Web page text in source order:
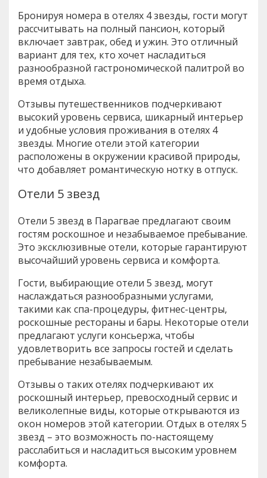
Бронируя номера в отелях 4 звезды, гости могут
рассчитывать на полный пансион, который
включает завтрак, обед и ужин. Это отличный
вариант для тех, кто хочет насладиться
разнообразной гастрономической палитрой во
время отдыха.
Отзывы путешественников подчеркивают
высокий уровень сервиса, шикарный интерьер
и удобные условия проживания в отелях 4
звезды. Многие отели этой категории
расположены в окружении красивой природы,
что добавляет романтическую нотку в отпуск.
Отели 5 звезд
Отели 5 звезд в Парагвае предлагают своим
гостям роскошное и незабываемое пребывание.
Это эксклюзивные отели, которые гарантируют
высочайший уровень сервиса и комфорта.
Гости, выбирающие отели 5 звезд, могут
наслаждаться разнообразными услугами,
такими как спа-процедуры, фитнес-центры,
роскошные рестораны и бары. Некоторые отели
предлагают услуги консьержа, чтобы
удовлетворить все запросы гостей и сделать
пребывание незабываемым.
Отзывы о таких отелях подчеркивают их
роскошный интерьер, превосходный сервис и
великолепные виды, которые открываются из
окон номеров этой категории. Отдых в отелях 5
звезд – это возможность по-настоящему
расслабиться и насладиться высоким уровнем
комфорта.